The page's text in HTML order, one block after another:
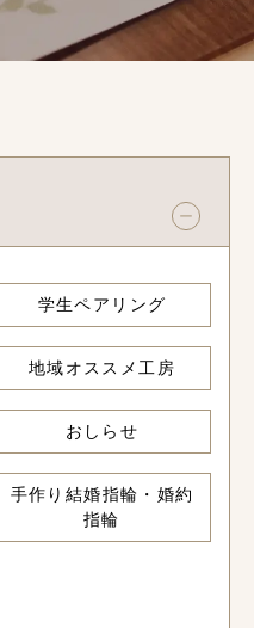
学生ペアリング
地域オススメ工房
おしらせ
手作り結婚指輪・婚約
指輪